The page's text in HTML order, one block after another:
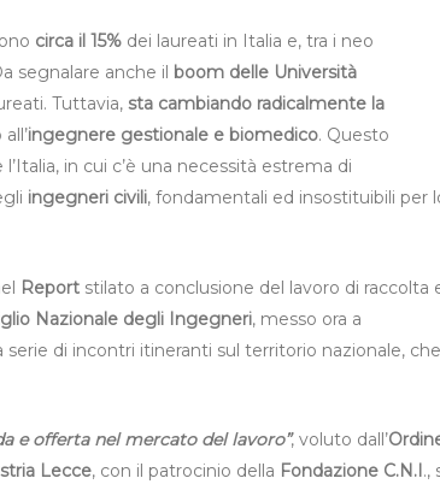
circa il 15% dei laureati in Italia e, tra i neo
segnalare anche il boom delle Università
Tuttavia, sta cambiando radicalmente la
ingegnere gestionale e biomedico. Questo
in cui c’è una necessità estrema di
ingegneri civili, fondamentali ed insostituibili per
Report stilato a conclusione del lavoro di raccolta
Nazionale degli Ingegneri, messo ora a
di incontri itineranti sul territorio nazionale, che
e offerta nel mercato del lavoro”, voluto dall’
Lecce, con il patrocinio della Fondazione C.N.I.,